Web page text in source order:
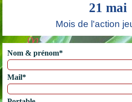
21 mai
Mois de l'action
Nom & prénom*
Mail*